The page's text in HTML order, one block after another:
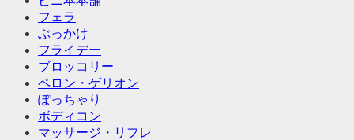
フェラ
ぶっかけ
フライデー
ブロッコリー
ペロン・ゲリオン
ぽっちゃり
ボディコン
マッサージ・リフレ